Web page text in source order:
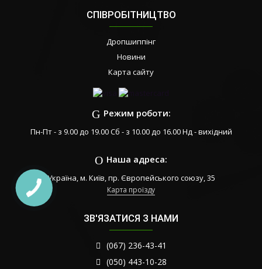
СПІВРОБІТНИЦТВО
Дропшиппінг
Новини
Карта сайту
Режим роботи:
Пн-Пт - з 9.00 до 19.00 Сб - з 10.00 до 16.00 Нд - вихідний
Наша адреса:
Україна, м. Київ, пр. Європейського союзу, 35
Карта проїзду
ЗВ'ЯЗАТИСЯ З НАМИ
(067) 236-43-41
(050) 443-10-28